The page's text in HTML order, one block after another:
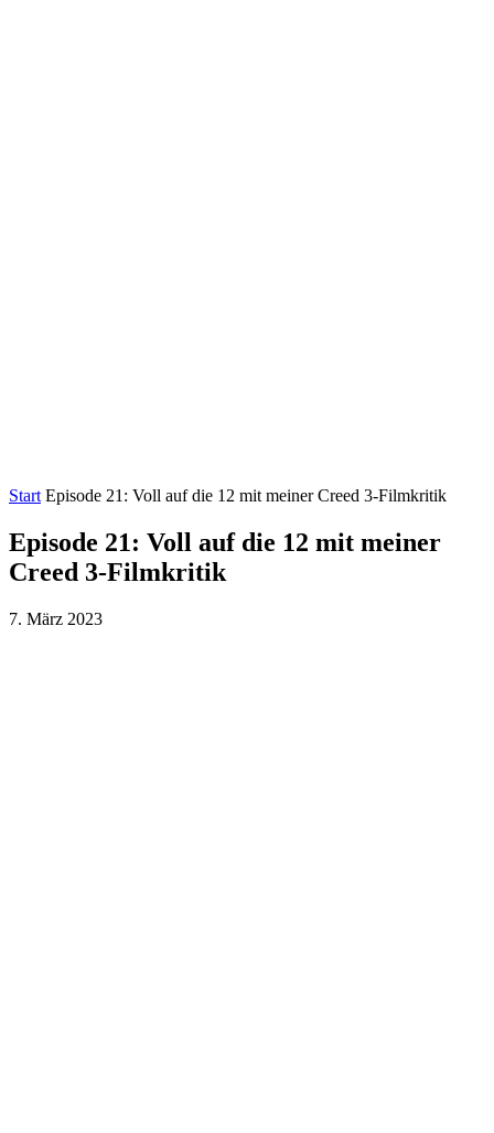
Start Episode 21: Voll auf die 12 mit meiner Creed 3-Filmkritik
Episode 21: Voll auf die 12 mit meiner
Creed 3-Filmkritik
7. März 2023